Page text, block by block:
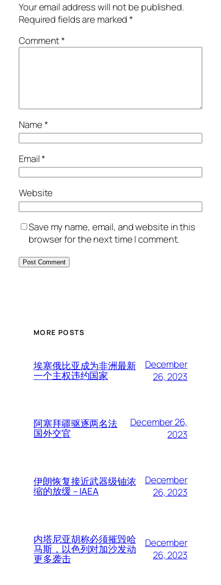
Your email address will not be published.
Required fields are marked*
Comment*
Name*
Email*
Website
Save my name, email, and website in this
browser for the next time I comment.
MORE POSTS
埃塞俄比亚成为非洲最新
一个主权违约国家
December
26, 2023
阿塞拜疆驱逐两名法
国外交官
December 26,
2023
伊朗恢复接近武器级铀浓
缩的放缓 – IAEA
December
26, 2023
内塔尼亚胡称必须摧毁哈
马斯，以色列对加沙发动
更多袭击
December
26, 2023